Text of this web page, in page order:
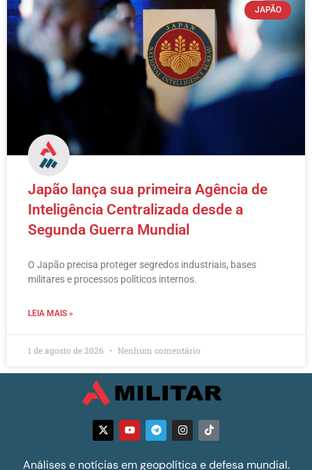
JAPÃO
Japão lança sua primeira Agência de
Inteligência Centralizada desde a
Segunda Guerra Mundial
O Japão precisa proteger segredos industriais, bases
militares e processos políticos internos.
LEIA MAIS »
1 de agosto de 2026 Nenhum comentário
Análises e notícias em geopolítica e defesa mundial.